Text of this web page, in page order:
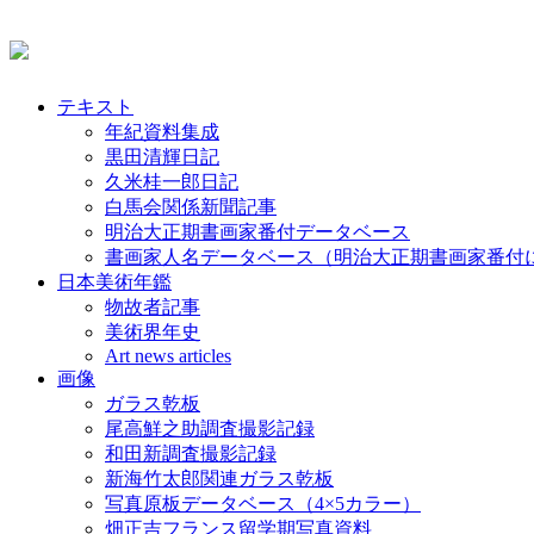
テキスト
年紀資料集成
黒田清輝日記
久米桂一郎日記
白馬会関係新聞記事
明治大正期書画家番付データベース
書画家人名データベース（明治大正期書画家番付
日本美術年鑑
物故者記事
美術界年史
Art news articles
画像
ガラス乾板
尾高鮮之助調査撮影記録
和田新調査撮影記録
新海竹太郎関連ガラス乾板
写真原板データベース（4×5カラー）
畑正吉フランス留学期写真資料